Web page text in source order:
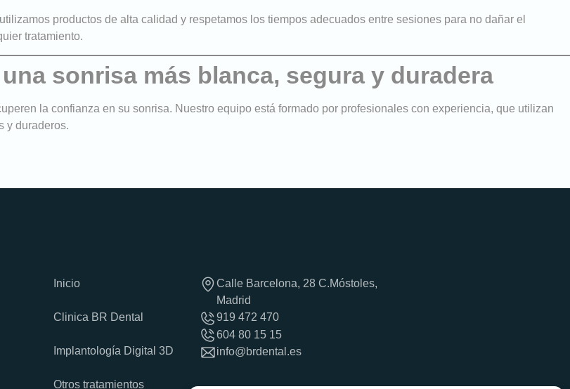
utilizamos productos de alta calidad y respetamos los tiempos adecuados entre sesiones para no dañar el
tratamiento.
sonrisa más blanca, segura y duradera
la confianza en su sonrisa. Nuestro equipo está formado por profesionales con experiencia, que utilizan
y duraderos.
Inicio
Clinica BR Dental
Implantología Digital 3D
Otros tratamientos
Calle Barcelona, 28 C.Móstoles,
Madrid
919 472 470
604 80 15 15
info@brdental.es